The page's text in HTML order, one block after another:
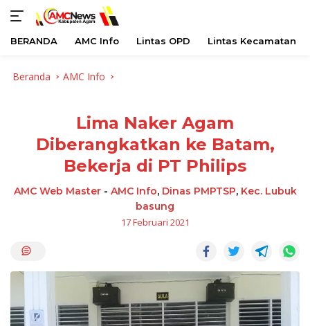
BERANDA AMC Info Lintas OPD Lintas Kecamatan
Beranda AMC Info
Lima Naker Agam
Diberangkatkan ke Batam,
Bekerja di PT Philips
AMC Web Master- AMC Info, Dinas PMPTSP, Kec. Lubuk
basung
17 Februari 2021